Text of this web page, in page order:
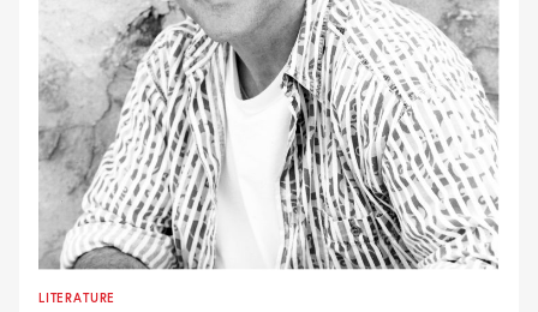
LITERATURE